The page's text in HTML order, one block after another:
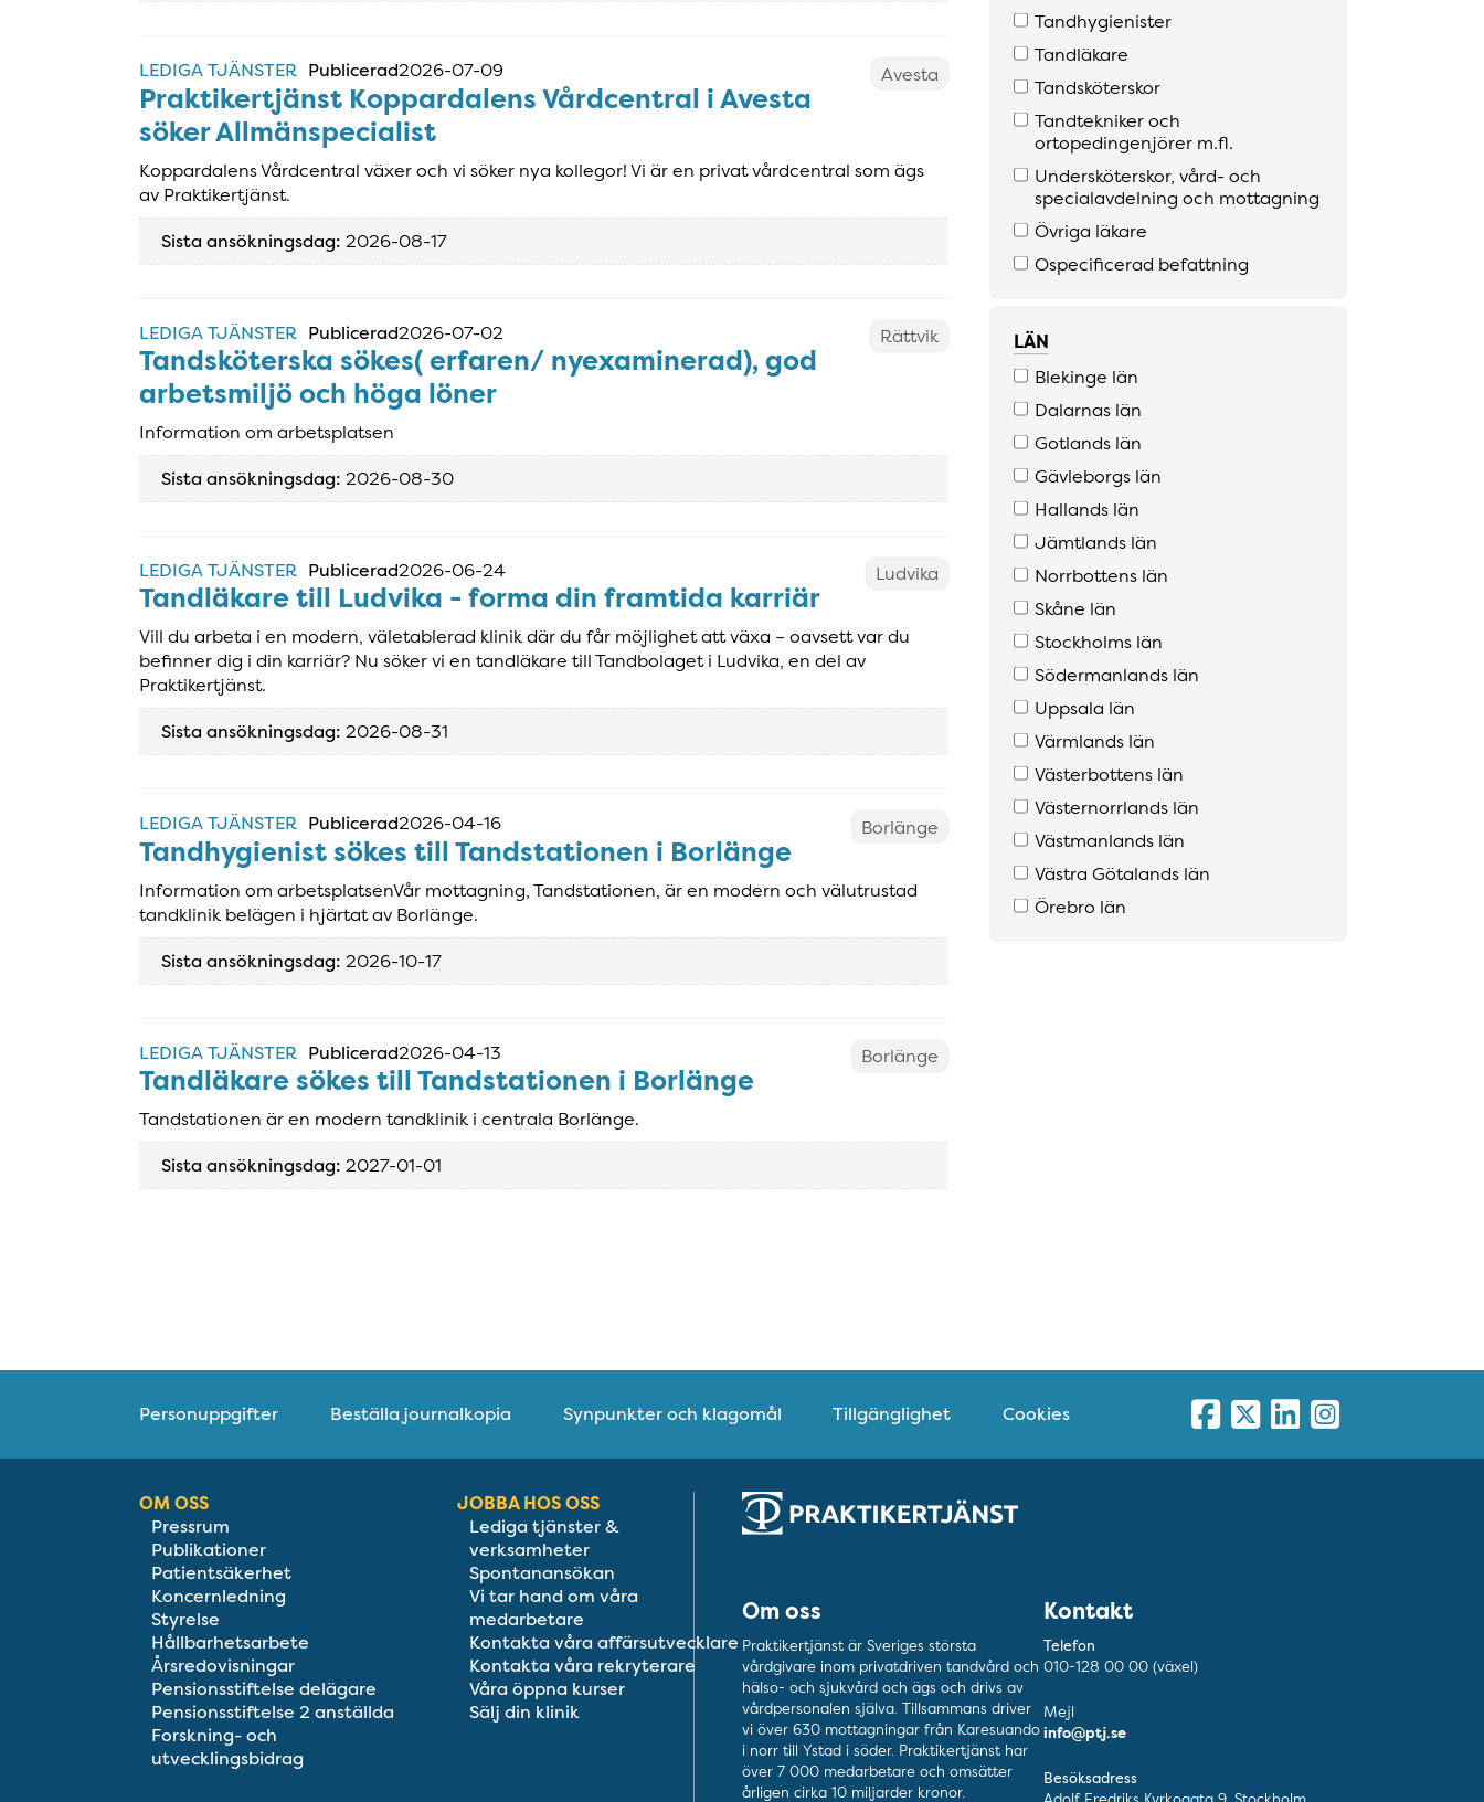
Avesta
LEDIGA TJÄNSTER Publicerad2026-07-09
Praktikertjänst Koppardalens Vårdcentral i Avesta
söker Allmänspecialist
Koppardalens Vårdcentral växer och vi söker nya kollegor! Vi är en privat vårdcentral som ägs
av Praktikertjänst.
Sista ansökningsdag: 2026-08-17
Rättvik
LEDIGA TJÄNSTER Publicerad2026-07-02
Tandsköterska sökes( erfaren/ nyexaminerad), god
arbetsmiljö och höga löner
Information om arbetsplatsen
Sista ansökningsdag: 2026-08-30
Ludvika
LEDIGA TJÄNSTER Publicerad2026-06-24
Tandläkare till Ludvika - forma din framtida karriär
Vill du arbeta i en modern, väletablerad klinik där du får möjlighet att växa – oavsett var du
befinner dig i din karriär? Nu söker vi en tandläkare till Tandbolaget i Ludvika, en del av
Praktikertjänst.
Sista ansökningsdag: 2026-08-31
Borlänge
LEDIGA TJÄNSTER Publicerad2026-04-16
Tandhygienist sökes till Tandstationen i Borlänge
Information om arbetsplatsenVår mottagning, Tandstationen, är en modern och välutrustad
tandklinik belägen i hjärtat av Borlänge.
Sista ansökningsdag: 2026-10-17
Borlänge
LEDIGA TJÄNSTER Publicerad2026-04-13
Tandläkare sökes till Tandstationen i Borlänge
Tandstationen är en modern tandklinik i centrala Borlänge.
Sista ansökningsdag: 2027-01-01
Tandhygienister
Tandläkare
Tandsköterskor
Tandtekniker och
ortopedingenjörer m­.fl­.
Undersköterskor­, vård­- och
specialavdelning och mottagning
Övriga läkare
Ospecificerad befattning
LÄN
Blekinge län
Dalarnas län
Gotlands län
Gävleborgs län
Hallands län
Jämtlands län
Norrbottens län
Skåne län
Stockholms län
Södermanlands län
Uppsala län
Värmlands län
Västerbottens län
Västernorrlands län
Västmanlands län
Västra Götalands län
Örebro län
Personuppgifter Beställa journalkopia Synpunkter och klagomål Tillgänglighet Cookies
OM OSS
Pressrum
Publikationer
Patientsäkerhet
Koncernledning
Styrelse
Hållbarhetsarbete
Årsredovisningar
Pensionsstiftelse delägare
Pensionsstiftelse 2 anställda
Forskning- och
utvecklingsbidrag
JOBBA HOS OSS
Lediga tjänster &
verksamheter
Spontanansökan
Vi tar hand om våra
medarbetare
Kontakta våra affärsutvecklare
Kontakta våra rekryterare
Våra öppna kurser
Sälj din klinik
Om oss
Praktikertjänst är Sveriges största
vårdgivare inom privatdriven tandvård och
hälso- och sjukvård och ägs och drivs av
vårdpersonalen själva. Tillsammans driver
vi över 630 mottagningar från Karesuando
i norr till Ystad i söder. Praktikertjänst har
över 7 000 medarbetare och omsätter
årligen cirka 10 miljarder kronor.
Kontakt
Telefon
010-128 00 00 (växel)
Mejl
info@ptj.se
Besöksadress